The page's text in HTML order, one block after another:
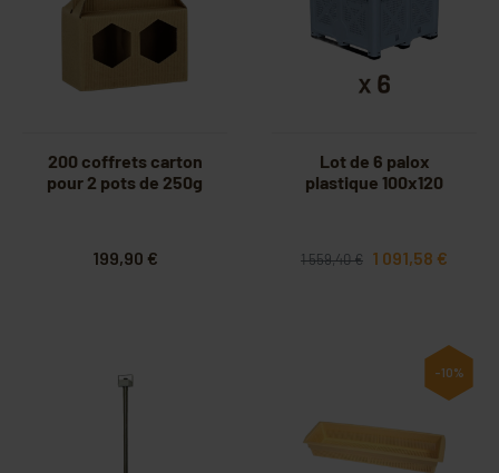
200 coffrets carton
pour 2 pots de 250g
199,90 €
Lot de 6 palox
plastique 100x120
1 559,40 € 1 091,58 €
-10%